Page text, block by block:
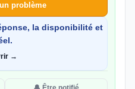
problème
la disponibilité et
→